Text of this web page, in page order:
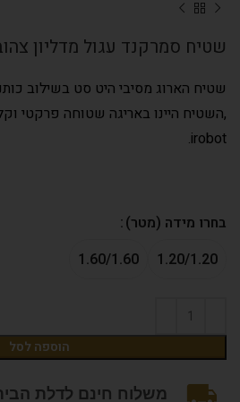
שטיח סמרקנד עגול מדליון
שטיח הארוג מסיבי היט סט בשילוב
,השטיח היינו באריגה שטוחה פרקטי וקל
irobot.
בחרו מידה (מטר)
1.20/1.20
1.60/1.60
הוספה לסל
משלוח חינם לדלת הבית עד 5 ימי